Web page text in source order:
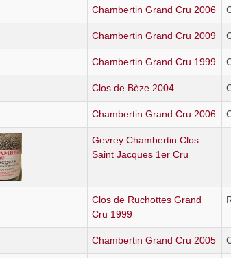
Chambertin Grand Cru 2006
Chambertin Grand Cru 2009
Chambertin Grand Cru 1999
Clos de Bèze 2004
Chambertin Grand Cru 2006
Gevrey Chambertin Clos
Saint Jacques 1er Cru
Clos de Ruchottes Grand
Cru 1999
Chambertin Grand Cru 2005